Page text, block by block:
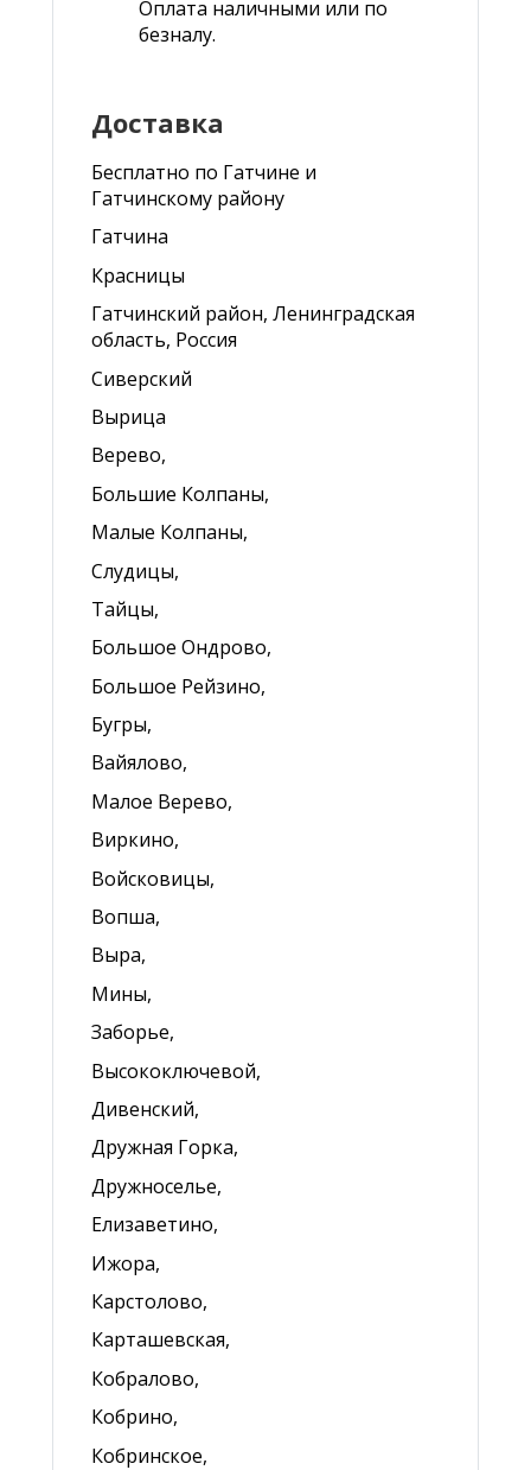
Оплата наличными или по
безналу.
Доставка
Бесплатно по Гатчине и
Гатчинскому району
Гатчина
Красницы
Гатчинский район, Ленинградская
область, Россия
Сиверский
Вырица
Верево,
Большие Колпаны,
Малые Колпаны,
Слудицы,
Тайцы,
Большое Ондрово,
Большое Рейзино,
Бугры,
Вайялово,
Малое Верево,
Виркино,
Войсковицы,
Вопша,
Выра,
Мины,
Заборье,
Высокоключевой,
Дивенский,
Дружная Горка,
Дружноселье,
Елизаветино,
Ижора,
Карстолово,
Карташевская,
Кобралово,
Кобрино,
Кобринское,